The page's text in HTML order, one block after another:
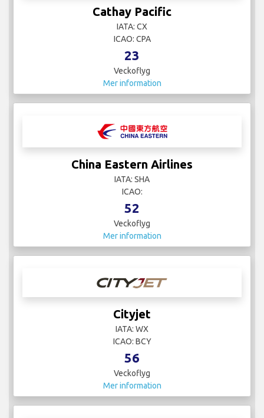
Cathay Pacific
IATA: CX
ICAO: CPA
23
Veckoflyg
Mer information
China Eastern Airlines
IATA: SHA
ICAO:
52
Veckoflyg
Mer information
Cityjet
IATA: WX
ICAO: BCY
56
Veckoflyg
Mer information